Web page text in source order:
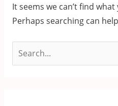
It seems we can’t find
Perhaps searching can
Search
for: